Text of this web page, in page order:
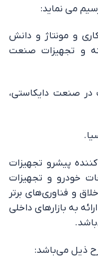
می نماید:
و مونتاژ و دانش
و تجهیزات صنعت
صنعت دایکاستی،
پیشرو تجهیزات
خودرو و تجهیزات
و فناوری‌های برتر
به بازارهای داخلی
ذیل می‌باشد: